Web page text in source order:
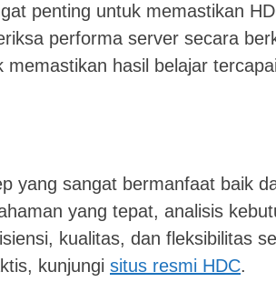
penting untuk memastikan
performa server secara
hasil belajar
yang sangat bermanfaat baik
yang tepat, analisis
kualitas, dan fleksibilitas
kunjungi situs resmi HDC.